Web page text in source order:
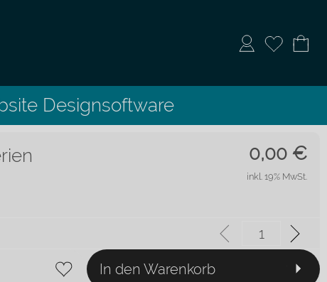
Designsoftware
0,00 €
inkl. 19% MwSt.
In den Warenkorb